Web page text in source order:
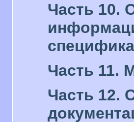
Часть 10.
Часть 11.
Часть 12.